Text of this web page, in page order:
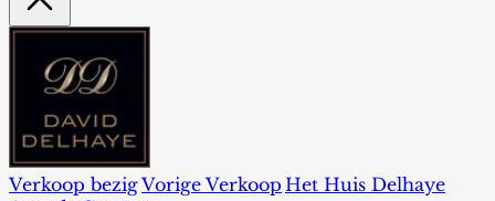
Verkoop bezigVorige Verkoop Het Huis Delhaye